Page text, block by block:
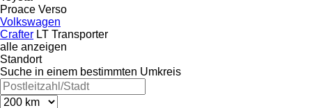
Proace Verso
Volkswagen
Crafter LT Transporter
alle anzeigen
Standort
Suche in einem bestimmten Umkreis